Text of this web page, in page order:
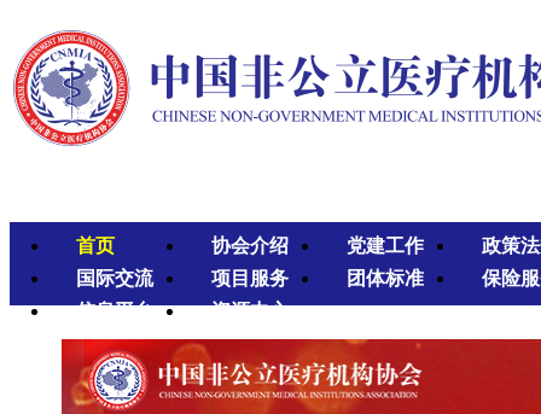
首页 协会介绍 党建工作
政策
国际交流
项目服务 团体标准
保险
信息平台
资源中心